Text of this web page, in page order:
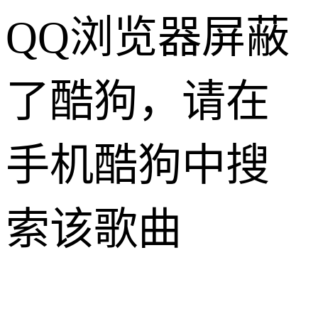
QQ浏览器屏蔽
了酷狗，请在
手机酷狗中搜
索该歌曲